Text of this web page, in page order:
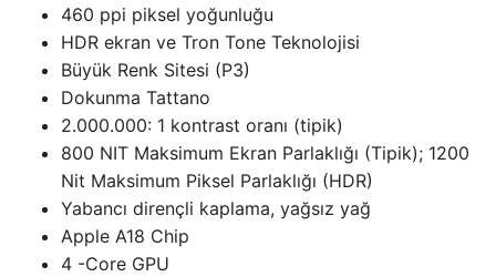
460 ppi piksel yoğunluğu
HDR ekran ve Tron Tone Teknolojisi
Büyük Renk Sitesi (P3)
Dokunma Tattano
2.000.000: 1 kontrast oranı (tipik)
800 NIT Maksimum Ekran Parlaklığı (Tipik); 1200
Nit Maksimum Piksel Parlaklığı (HDR)
Yabancı dirençli kaplama, yağsız yağ
Apple A18 Chip
4 -Core GPU